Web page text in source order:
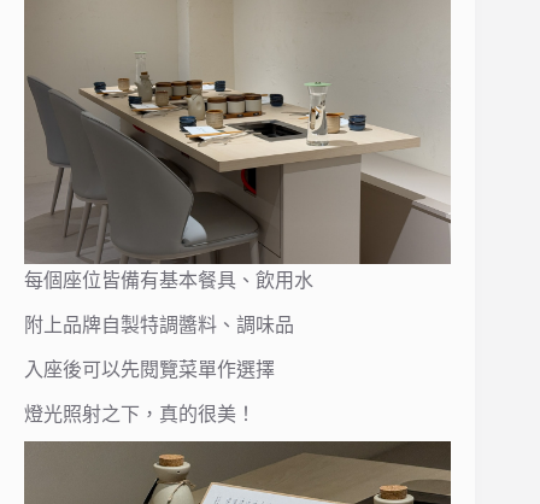
每個座位皆備有基本餐具、飲用水
附上品牌自製特調醬料、調味品
入座後可以先閱覽菜單作選擇
燈光照射之下，真的很美！